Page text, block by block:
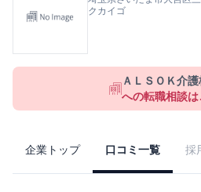
クカイゴ
ＡＬＳＯＫ介
への転職相談は
企業トップ 口コミ一覧 採